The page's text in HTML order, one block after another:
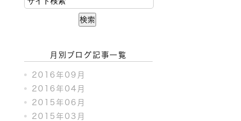
月別ブログ記事一覧
2016年09月
2016年04月
2015年06月
2015年03月